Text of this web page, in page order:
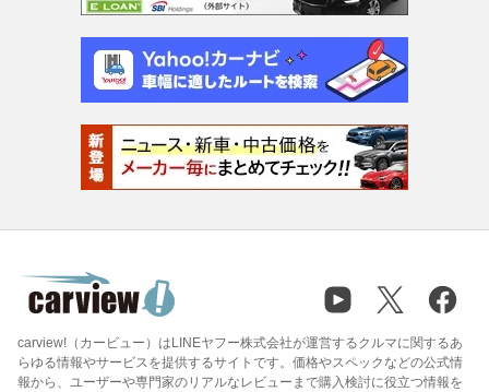
carview!（カービュー）はLINEヤフー株式会社が運営するクルマに関するあ
らゆる情報やサービスを提供するサイトです。価格やスペックなどの公式情
報から、ユーザーや専門家のリアルなレビューまで購入検討に役立つ情報を